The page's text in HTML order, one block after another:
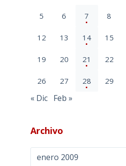
5 6 7 8
12 13 14 15
19 20 21 22
26 27 28 29
« Dic Feb »
Archivo